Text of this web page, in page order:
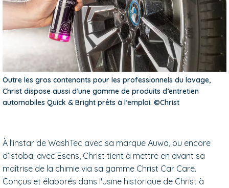
Outre les gros contenants pour les professionnels du lavage,
Christ dispose aussi d’une gamme de produits d’entretien
automobiles Quick & Bright prêts à l’emploi. ©Christ
À l’instar de WashTec avec sa marque Auwa, ou encore
d’Istobal avec Esens, Christ tient à mettre en avant sa
maîtrise de la chimie via sa gamme Christ Car Care.
Conçus et élaborés dans l'usine historique de Christ à